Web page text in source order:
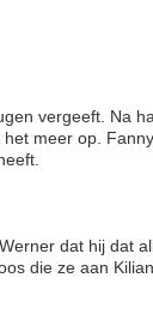
vergeeft. Na
meer op.
dat hij dat
die ze aan